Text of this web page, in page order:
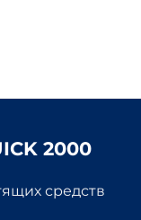
2000
средств